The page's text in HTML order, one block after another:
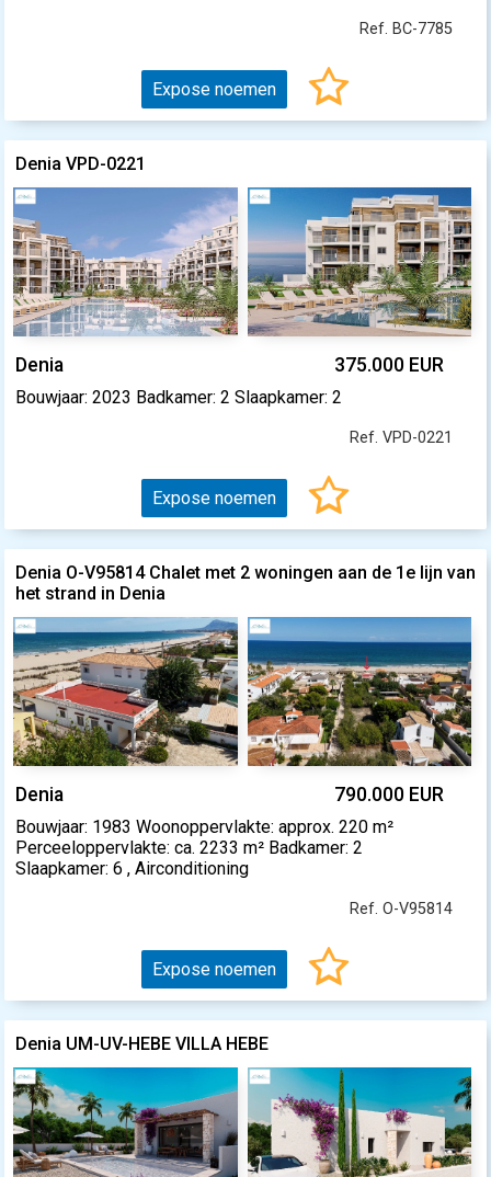
Ref. BC-7785
Expose noemen
Denia VPD-0221
Denia 375.000 EUR
Bouwjaar: 2023 Badkamer: 2 Slaapkamer: 2
Ref. VPD-0221
Expose noemen
Denia O-V95814 Chalet met 2 woningen aan de 1e lijn van
het strand in Denia
Denia 790.000 EUR
Bouwjaar: 1983 Woonoppervlakte: approx. 220 m²
Perceeloppervlakte: ca. 2233 m² Badkamer: 2
Slaapkamer: 6 , Airconditioning
Ref. O-V95814
Expose noemen
Denia UM-UV-HEBE VILLA HEBE